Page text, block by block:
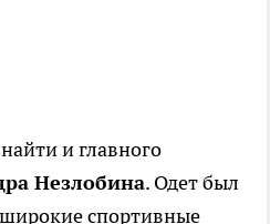
и главного
Незлобина. Одет был
спортивные